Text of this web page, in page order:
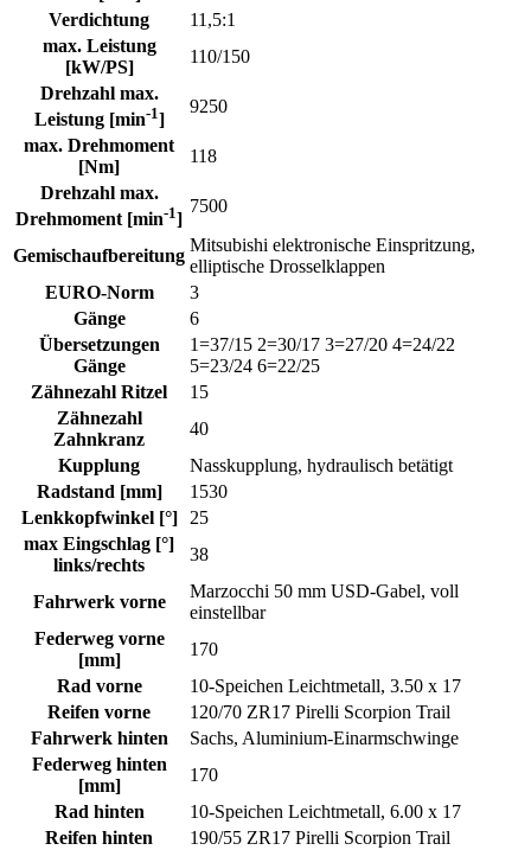
Verdichtung
11,5:1
max. Leistung
[kW/PS]
110/150
Drehzahl max.
Leistung [min-1]
9250
max. Drehmoment
[Nm]
118
Drehzahl max.
Drehmoment [min-1]
7500
Gemischaufbereitung
Mitsubishi elektronische Einspritzung,
elliptische Drosselklappen
EURO-Norm
3
Gänge
6
Übersetzungen
Gänge
1=37/15 2=30/17 3=27/20 4=24/22
5=23/24 6=22/25
Zähnezahl Ritzel
15
Zähnezahl
Zahnkranz
40
Kupplung
Nasskupplung, hydraulisch betätigt
Radstand [mm]
1530
Lenkkopfwinkel [°]
25
max Eingschlag [°]
links/rechts
38
Fahrwerk vorne
Marzocchi 50 mm USD-Gabel, voll
einstellbar
Federweg vorne
[mm]
170
Rad vorne
10-Speichen Leichtmetall, 3.50 x 17
Reifen vorne
120/70 ZR17 Pirelli Scorpion Trail
Fahrwerk hinten
Sachs, Aluminium-Einarmschwinge
Federweg hinten
[mm]
170
Rad hinten
10-Speichen Leichtmetall, 6.00 x 17
Reifen hinten
190/55 ZR17 Pirelli Scorpion Trail